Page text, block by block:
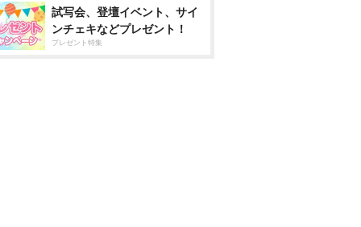
試写会、登壇イベント、サイ
ンチェキなどプレゼント！
プレゼント特集